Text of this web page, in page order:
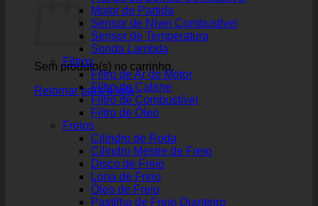
Sem produto(s) no carrinho.
Retornar para a loja
Motor de Partida
Sensor de Nível Combustível
Sensor de Temperatura
Sonda Lambda
Filtros
Filtro de Ar do Motor
Filtro de Cabine
Filtro de Combustível
Filtro de Óleo
Freios
Cilindro de Roda
Cilindro Mestre de Freio
Disco de Freio
Lona de Freio
Óleo de Freio
Pastilha de Freio Dianteiro